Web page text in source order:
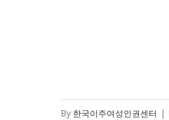
By 한국이주여성인권센터 |